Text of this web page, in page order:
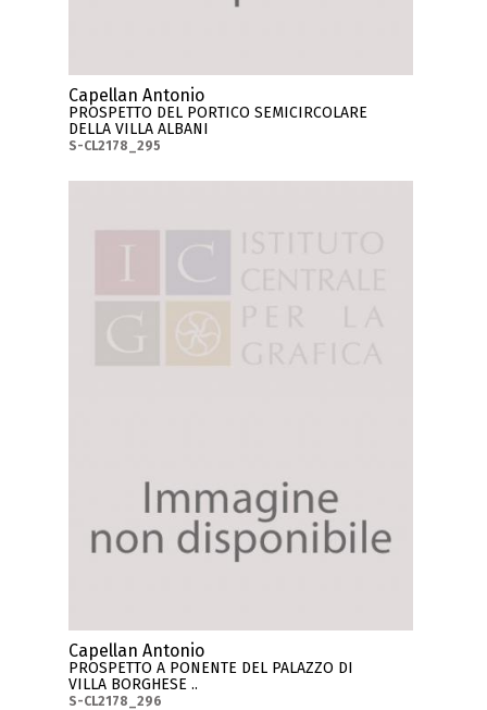
Capellan Antonio
PROSPETTO DEL PORTICO SEMICIRCOLARE
DELLA VILLA ALBANI
S-CL2178_295
Capellan Antonio
PROSPETTO A PONENTE DEL PALAZZO DI
VILLA BORGHESE ..
S-CL2178_296